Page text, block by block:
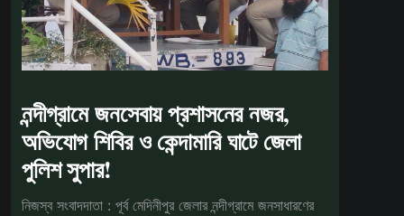
নন্দীগ্রামে জনসেবায় প্রশাসনের নজর,
অভিযোগ শিবির ও কেন্দামারি ঘাটে জেলা
পুলিশ সুপার!
নিজস্ব সংবাদদাতা : পূর্ব মেদিনীপুর জেলার নন্দীগ্রামে জনসাধারণের